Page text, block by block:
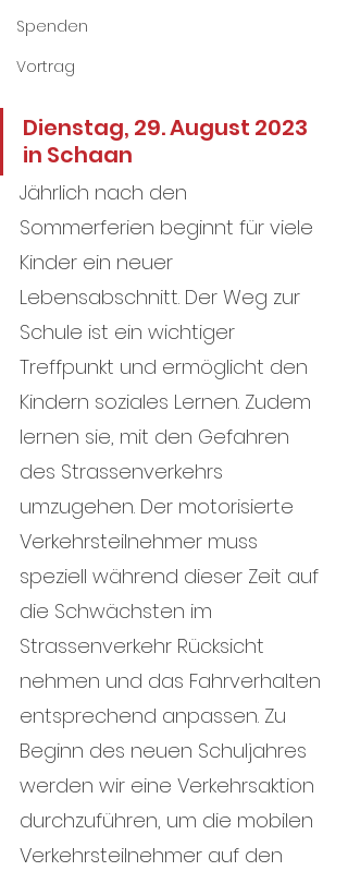
Spenden
Vortrag
Dienstag, 29. August 2023
in Schaan
Jährlich nach den
Sommerferien beginnt für viele
Kinder ein neuer
Lebensabschnitt. Der Weg zur
Schule ist ein wichtiger
Treffpunkt und ermöglicht den
Kindern soziales Lernen. Zudem
lernen sie, mit den Gefahren
des Strassenverkehrs
umzugehen. Der motorisierte
Verkehrsteilnehmer muss
speziell während dieser Zeit auf
die Schwächsten im
Strassenverkehr Rücksicht
nehmen und das Fahrverhalten
entsprechend anpassen. Zu
Beginn des neuen Schuljahres
werden wir eine Verkehrsaktion
durchzuführen, um die mobilen
Verkehrsteilnehmer auf den